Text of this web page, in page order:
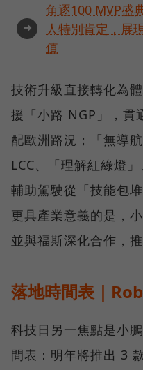
➜
角逐100 MVP盛
人特別肯定，展
值
技術升級直接轉化為
援「小路 NGP」，貫
配歐洲路況；「無導
LCC、「理解紅綠燈
輔助駕駛從「技能包
更具產業意義的是，
並與福斯深化合作，
落地時間表｜
科技日另一焦點是小
間表：明年將推出 3